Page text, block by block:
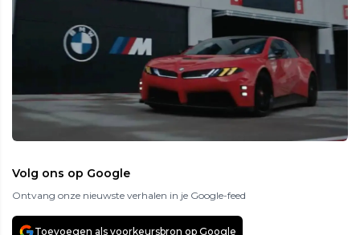
Volg ons op Google
Ontvang onze nieuwste verhalen in je Google-feed
Toevoegen als voorkeursbron op Google